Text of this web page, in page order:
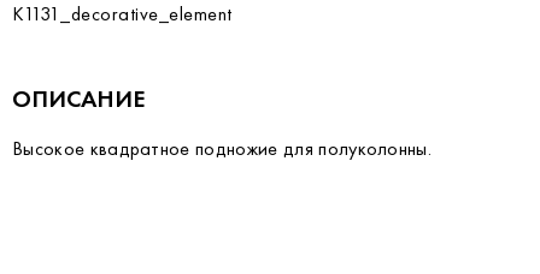
K1131_decorative_element
ОПИСАНИЕ
Высокое квадратное подножие для полуколонны.